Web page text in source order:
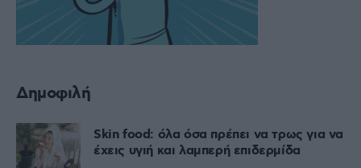
Δημοφιλή
Skin food: όλα όσα πρέπει να τρως για να
έχεις υγιή και λαμπερή επιδερμίδα